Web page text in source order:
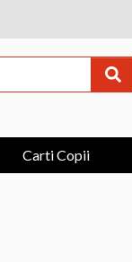
Carti Copii